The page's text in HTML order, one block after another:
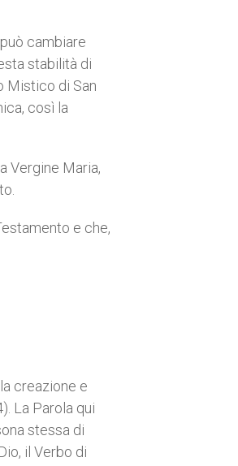
cambiare
stabilità di
Mistico di San
così la
Vergine Maria,
e che,
creazione e
La Parola qui
stessa di
il Verbo di